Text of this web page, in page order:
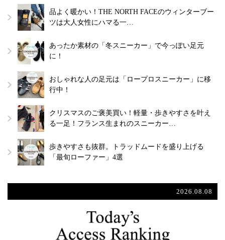
品よく暖かい！THE NORTH FACEのウィンターブー
ツは大人女性にハマる一…
あったか素材の「冬スニーカー」で今っぽい足元
に！
おしゃれな人の足元は「ロープロスニーカー」に移
行中！
クリスマスのご褒美買い！軽量・歩きやすさを叶え
る一足！フランス生まれのスニーカー…
歩きやすさも抜群。トラッドムードを盛り上げる
「最旬ローファー」4選
2026.08.08